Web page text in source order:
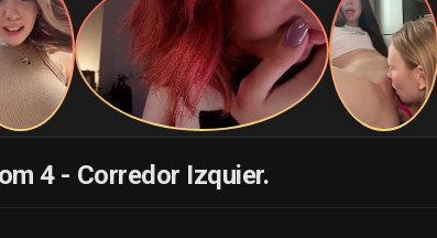
4 - Corredor Izquier.